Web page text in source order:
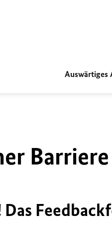
Auswärtiges
Barriere
Das